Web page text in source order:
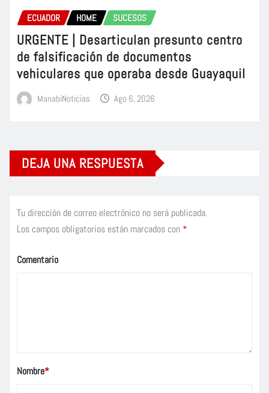
ECUADOR HOME SUCESOS
URGENTE | Desarticulan presunto centro
de falsificación de documentos
vehiculares que operaba desde Guayaquil
ManabiNoticias Ago 6, 2026
DEJA UNA RESPUESTA
Tu dirección de correo electrónico no será publicada.
Los campos obligatorios están marcados con *
Comentario
Nombre*